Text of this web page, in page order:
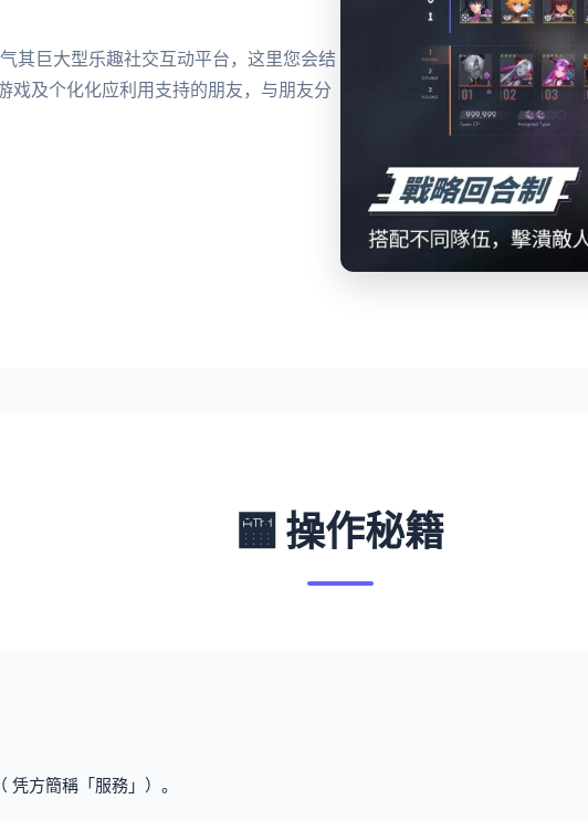
其巨大型乐趣社交互动平台，这里您会结
戏及个化化应利用支持的朋友，与朋友分
🏧 操作秘籍
方簡稱「服務」）。